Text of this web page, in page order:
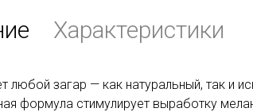
Характеристики
любой загар — как натуральный, так и
формула стимулирует выработку